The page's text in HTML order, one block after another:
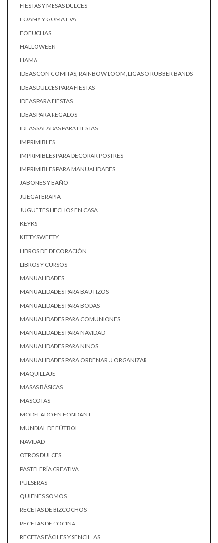
FIESTAS Y MESAS DULCES
FOAMY Y GOMA EVA
FOFUCHAS
HALLOWEEN
HAMA
IDEAS CON GOMITAS, RAINBOW LOOM, LIGAS O RUBBER BANDS
IDEAS DULCES PARA FIESTAS
IDEAS PARA FIESTAS
IDEAS PARA REGALOS
IDEAS SALADAS PARA FIESTAS
IMPRIMIBLES
IMPRIMIBLES PARA DECORAR POSTRES
IMPRIMIBLES PARA MANUALIDADES
JABONES Y BAÑO
JUEGATERAPIA
JUGUETES HECHOS EN CASA
KEYKS
KITTY SWEETY
LIBROS DE DECORACIÓN
LIBROS Y CURSOS
MANUALIDADES
MANUALIDADES PARA BAUTIZOS
MANUALIDADES PARA BODAS
MANUALIDADES PARA COMUNIONES
MANUALIDADES PARA NAVIDAD
MANUALIDADES PARA NIÑOS
MANUALIDADES PARA ORDENAR U ORGANIZAR
MAQUILLAJE
MASAS BÁSICAS
MASCOTAS
MODELADO EN FONDANT
MUNDIAL DE FÚTBOL
NAVIDAD
OTROS DULCES
PASTELERÍA CREATIVA
PULSERAS
QUIENES SOMOS
RECETAS DE BIZCOCHOS
RECETAS DE COCINA
RECETAS FÁCILES Y SENCILLAS